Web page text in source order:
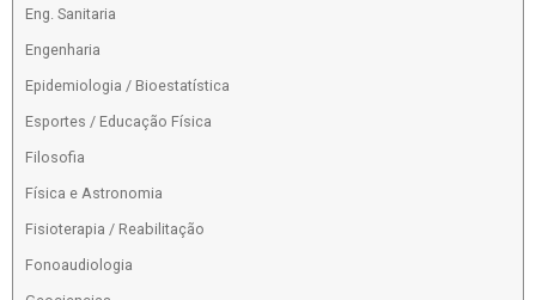
Eng. Sanitaria
Engenharia
Epidemiologia / Bioestatística
Esportes / Educação Física
Filosofia
Física e Astronomia
Fisioterapia / Reabilitação
Fonoaudiologia